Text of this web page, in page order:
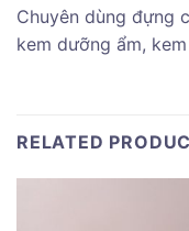
Chuyên dùng đựng
kem dưỡng ẩm,
RELATED